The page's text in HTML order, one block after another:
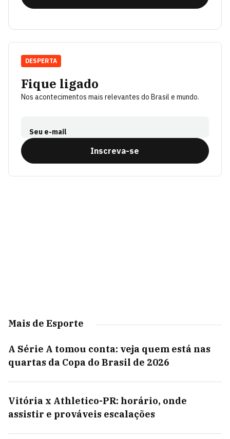
Fique ligado
Nos acontecimentos mais relevantes do Brasil e mundo.
Seu e-mail
Inscreva-se
DESPERTA
Mais de Esporte
A Série A tomou conta: veja quem está nas
quartas da Copa do Brasil de 2026
Vitória x Athletico-PR: horário, onde
assistir e prováveis escalações